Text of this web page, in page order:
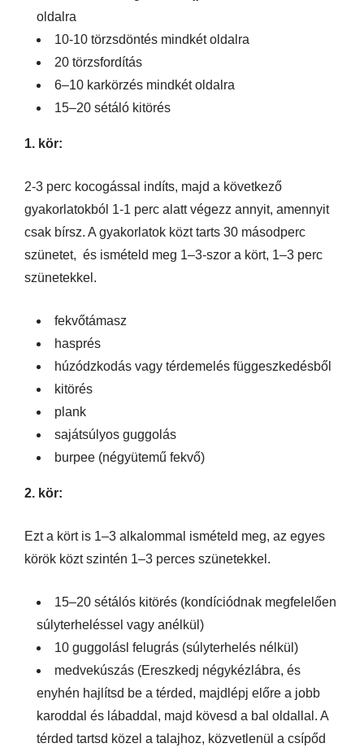
oldalra
10-10 törzsdöntés mindkét oldalra
20 törzsfordítás
6–10 karkörzés mindkét oldalra
15–20 sétáló kitörés
1. kör:
2-3 perc kocogással indíts, majd a következő
gyakorlatokból 1-1 perc alatt végezz annyit, amennyit
csak bírsz. A gyakorlatok közt tarts 30 másodperc
szünetet, és ismételd meg 1–3-szor a kört, 1–3 perc
szünetekkel.
fekvőtámasz
hasprés
húzódzkodás vagy térdemelés függeszkedésből
kitörés
plank
sajátsúlyos guggolás
burpee (négyütemű fekvő)
2. kör:
Ezt a kört is 1–3 alkalommal ismételd meg, az egyes
körök közt szintén 1–3 perces szünetekkel.
15–20 sétálós kitörés (kondíciódnak megfelelően
súlyterheléssel vagy anélkül)
10 guggolásl felugrás (súlyterhelés nélkül)
medvekúszás (Ereszkedj négykézlábra, és
enyhén hajlítsd be a térded, majdlépj előre a jobb
karoddal és lábaddal, majd kövesd a bal oldallal. A
térded tartsd közel a talajhoz, közvetlenül a csípőd